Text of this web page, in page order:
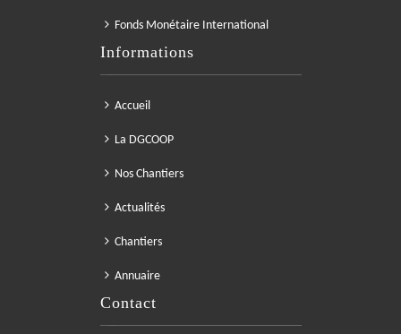
Fonds Monétaire International
Informations
Accueil
La DGCOOP
Nos Chantiers
Actualités
Chantiers
Annuaire
Contact